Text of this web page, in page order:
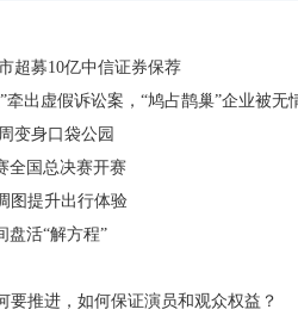
超募10亿中信证券保荐
牵出虚假诉讼案，“鸠占鹊巢”企业被无
变身口袋公园
全国总决赛开赛
图提升出行体验
盘活“解方程”
推进，如何保证演员和观众权益？